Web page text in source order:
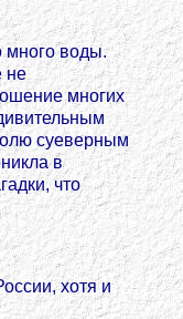
много воды.
не
многих
суеверным
в
что
хотя и